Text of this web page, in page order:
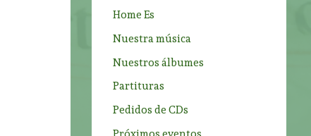
Home Es
Nuestra música
Nuestros álbumes
Partituras
Pedidos de CDs